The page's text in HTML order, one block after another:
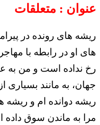
عنوان : متعلقات
ریشه های رونده در
های او در رابطه با
رخ نداده است و من به
جهان، به مانند بسیاری
ریشه دوانده ام و ریشه
مرا به ماندن سوق